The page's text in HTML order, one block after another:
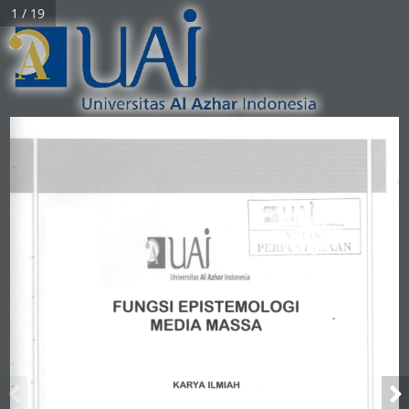
•
UAJ
Universitas AI Azhar Indonesia
FUNGSI EPISTEMOLOGI
MEDIA MASSA
KARYA ILMIAH
1 / 19